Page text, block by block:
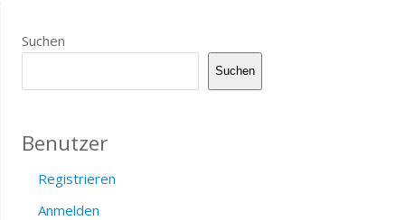
Suchen
Suchen
Benutzer
Registrieren
Anmelden